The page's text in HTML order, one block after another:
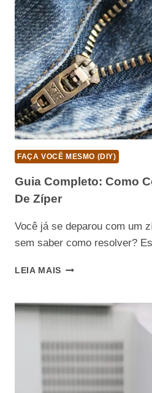
DE
CHUVEIRO
FAÇA VOCÊ MESMO (DIY)
Guia Completo: Como
De Zíper
Você já se deparou com um
sem saber como resolver?
LEIA MAIS GUIA
CONSERTAR
PUXADOR
ZÍPER